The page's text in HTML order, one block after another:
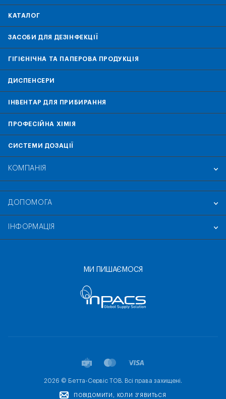
ПОВІДОМИТИ, КОЛИ З'ЯВИТЬСЯ
КАТАЛОГ
ЗАСОБИ ДЛЯ ДЕЗІНФЕКЦІЇ
ГІГІЄНІЧНА ТА ПАПЕРОВА ПРОДУКЦІЯ
ДИСПЕНСЕРИ
ІНВЕНТАР ДЛЯ ПРИБИРАННЯ
ПРОФЕСІЙНА ХІМІЯ
СИСТЕМИ ДОЗАЦІЇ
КОМПАНІЯ
ДОПОМОГА
ІНФОРМАЦІЯ
МИ ПИШАЄМОСЯ
2026 © Бетта-Сервіс ТОВ. Всі права захищені.